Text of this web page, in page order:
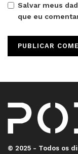
Salvar meus
que eu
© 2025 - Todos os